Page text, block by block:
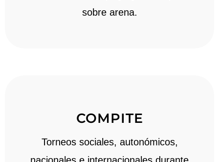
sobre arena.
COMPITE
Torneos sociales, autonómicos,